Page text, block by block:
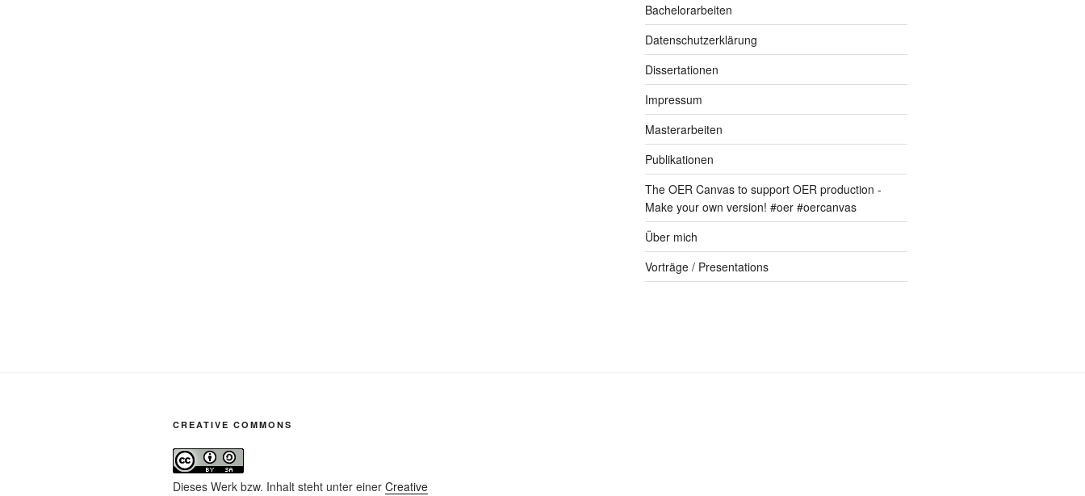
Bachelorarbeiten
Datenschutzerklärung
Dissertationen
Impressum
Masterarbeiten
Publikationen
The OER Canvas to support OER production -
Make your own version! #oer #oercanvas
Über mich
Vorträge / Presentations
CREATIVE COMMONS
Dieses Werk bzw. Inhalt steht unter einer Creative